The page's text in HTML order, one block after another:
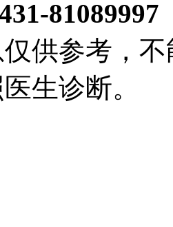
81089997
仅供参考，
生诊断。